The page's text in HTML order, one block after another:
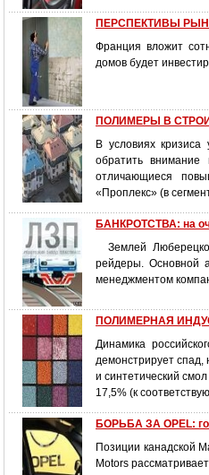
ПЕРСПЕКТИВЫ
Франция вложит
домов будет
ПОЛИМЕРЫ В
В условиях
обратить
отличающиеся
«Проплекс» (в
БАНКРОТСТВА: на
Землей
рейдеры. Основной
менеджментом
ПОЛИМЕРНАЯ
Динамика
демонстрирует спад,
и синтетический
17,5% (к
БОРЬБА ЗА OPEL:
Позиции канадской
Motors